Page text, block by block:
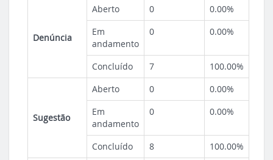
Denúncia
Aberto 0
0.00%
Em
andamento
0 0.00%
Concluído 7 100.00%
Sugestão
Aberto 0
0.00%
Em
andamento
0 0.00%
Concluído 8 100.00%